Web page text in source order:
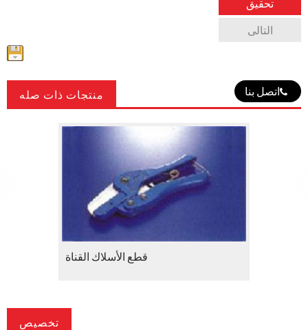
تحقيق
التالى
منتجات ذات صله اتصل بنا
قطع الأسلاك القناة
تخصيص